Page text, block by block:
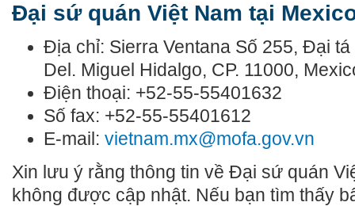
Đại sứ quán Việt Nam tại
Địa chỉ: Sierra Ventana Số 255, Đại
Del. Miguel Hidalgo, CP. 11000,
Điện thoại: +52-55-55401632
Số fax: +52-55-55401612
E-mail: vietnam.mx@mofa.gov.vn
Xin lưu ý rằng thông tin về Đại sứ quán
không được cập nhật. Nếu bạn tìm thấy